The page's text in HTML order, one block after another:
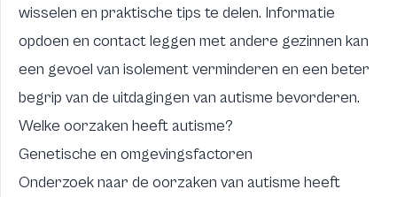
wisselen en praktische tips te delen. Informatie
opdoen en contact leggen met andere gezinnen kan
een gevoel van isolement verminderen en een beter
begrip van de uitdagingen van autisme bevorderen.
Welke oorzaken heeft autisme?
Genetische en omgevingsfactoren
Onderzoek naar de oorzaken van autisme heeft